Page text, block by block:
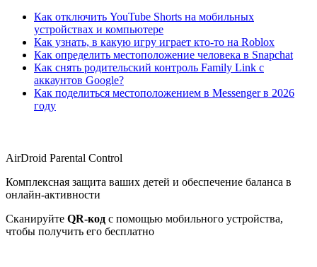
Как отключить YouTube Shorts на мобильных
устройствах и компьютере
Как узнать, в какую игру играет кто-то на Roblox
Как определить местоположение человека в Snapchat
Как снять родительский контроль Family Link с
аккаунтов Google?
Как поделиться местоположением в Messenger в 2026
году
AirDroid Parental Control
Комплексная защита ваших детей и обеспечение баланса в
онлайн-активности
Сканируйте QR-код с помощью мобильного устройства,
чтобы получить его бесплатно